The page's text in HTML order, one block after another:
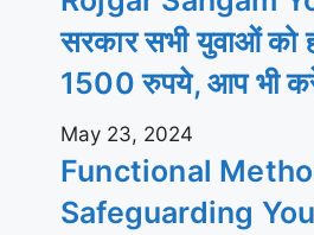
सरकार सभी युवाओं को
1500 रुपये, आप भी
May 23, 2024
Functional
Safeguarding